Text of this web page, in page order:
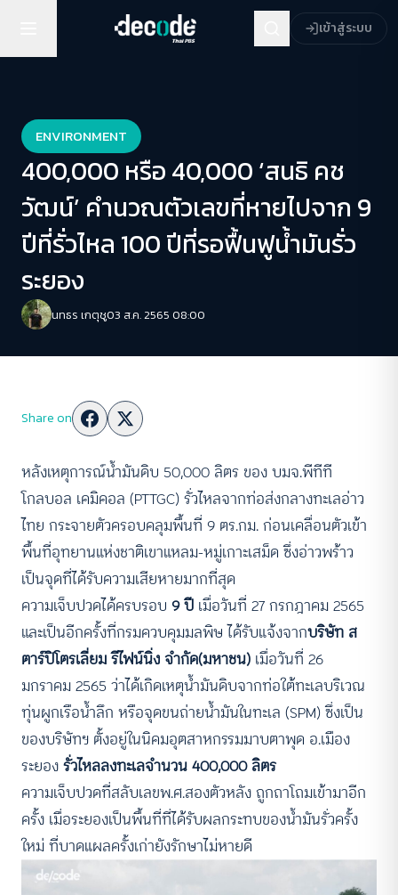
เข้าสู่ระบบ
ENVIRONMENT
400,000 หรือ 40,000 ‘สนธิ คช
วัฒน์’ คำนวณตัวเลขที่หายไปจาก 9
ปีที่รั่วไหล 100 ปีที่รอฟื้นฟูน้ำมันรั่ว
ระยอง
นทธร เกตุชู03 ส.ค. 2565 08:00
Share on
หลังเหตุการณ์น้ำมันดิบ 50,000 ลิตร ของ บมจ.พีทีที
โกลบอล เคมิคอล (PTTGC) รั่วไหลจากท่อส่งกลางทะเลอ่าว
ไทย กระจายตัวครอบคลุมพื้นที่ 9 ตร.กม. ก่อนเคลื่อนตัวเข้า
พื้นที่อุทยานแห่งชาติเขาแหลม-หมู่เกาะเสม็ด ซึ่งอ่าวพร้าว
เป็นจุดที่ได้รับความเสียหายมากที่สุด
ความเจ็บปวดได้ครบรอบ 9 ปี เมื่อวันที่ 27 กรกฎาคม 2565
และเป็นอีกครั้งที่กรมควบคุมมลพิษ ได้รับแจ้งจากบริษัท ส
ตาร์ปิโตรเลี่ยม รีไฟน์นิ่ง จำกัด(มหาชน) เมื่อวันที่ 26
มกราคม 2565 ว่าได้เกิดเหตุน้ำมันดิบจากท่อใต้ทะเลบริเวณ
ทุ่นผูกเรือน้ำลึก หรือจุดขนถ่ายน้ำมันในทะเล (SPM) ซึ่งเป็น
ของบริษัทฯ ตั้งอยู่ในนิคมอุตสาหกรรมมาบตาพุด อ.เมือง
ระยองรั่วไหลลงทะเลจำนวน 400,000 ลิตร
ความเจ็บปวดที่สลับเลขพ.ศ.สองตัวหลัง ถูกถาโถมเข้ามาอีก
ครั้ง เมื่อระยองเป็นพื้นที่ที่ได้รับผลกระทบของน้ำมันรั่วครั้ง
ใหม่ ที่บาดแผลครั้งเก่ายังรักษาไม่หายดี